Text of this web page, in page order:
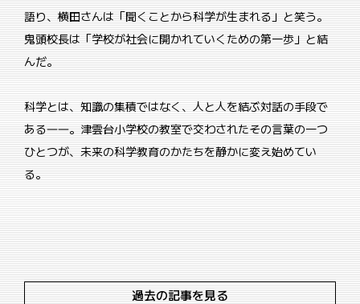
語り、横田さんは「聞くことから科学が生まれる」と笑う。
鬼頭校長は「学校が社会に開かれていくための第一歩」と結
んだ。
科学とは、知識の集積ではなく、人と人を結ぶ対話の手段で
ある――。津雲台小学校の教室で交わされたその言葉の一つ
ひとつが、未来の科学教育のかたちを静かに変え始めてい
る。
過去の記事を見る